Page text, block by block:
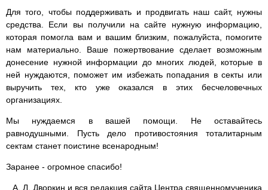
Для того, чтобы поддерживать и продвигать наш сайт, нужны
средства. Если вы получили на сайте нужную информацию,
которая помогла вам и вашим близким, пожалуйста, помогите
нам материально. Ваше пожертвование сделает возможным
донесение нужной информации до многих людей, которые в
ней нуждаются, поможет им избежать попадания в секты или
выручить тех, кто уже оказался в этих бесчеловечных
организациях.
Мы нуждаемся в вашей помощи. Не оставайтесь
равнодушными. Пусть дело противостояния тоталитарным
сектам станет поистине всенародным!
Заранее - огромное спасибо!
А. Л. Дворкин и вся редакция сайта Центра священномученика